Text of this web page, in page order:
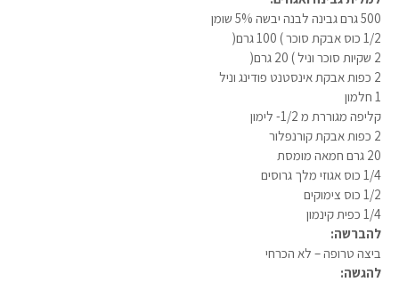
500 גרם גבינה לבנה יבשה 5% שומן
1/2 כוס אבקת סוכר ) 100 גרם(
2 שקיות סוכר וניל ) 20 גרם(
2 כפות אבקת אינסטנט פודינג וניל
1 חלמון
קליפה מגוררת מ 1/2- לימון
2 כפות אבקת קורנפלור
20 גרם חמאה מומסת
1/4 כוס אגוזי מלך גרוסים
1/2 כוס צימוקים
1/4 כפית קינמון
להברשה:
ביצה טרופה – לא הכרחי
להגשה: